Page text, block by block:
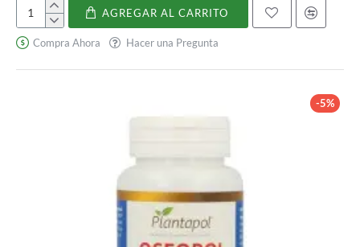
Nivelflex
AGREGAR AL CARRITO
Compra Ahora Hacer una Pregunta
-5%